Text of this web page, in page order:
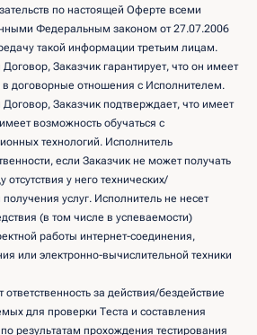
по настоящей Оферте всеми
Федеральным законом от 27.07.2006
такой информации третьим лицам.
Заказчик гарантирует, что он имеет
в договорные отношения с Исполнителем.
Заказчик подтверждает, что имеет
возможность обучаться с
технологий. Исполнитель
если Заказчик не может получать
отсутствия у него технических/
услуг. Исполнитель не несет
(в том числе в успеваемости)
работы интернет-соединения,
или электронно-вычислительной техники
за действия/бездействие
для проверки Теста и составления
результатам прохождения тестирования